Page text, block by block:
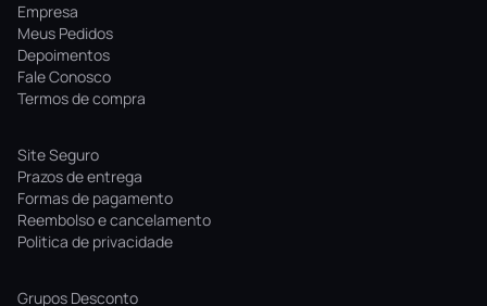
Empresa
Meus Pedidos
Depoimentos
Fale Conosco
Termos de compra
Site Seguro
Prazos de entrega
Formas de pagamento
Reembolso e cancelamento
Politica de privacidade
Grupos Desconto